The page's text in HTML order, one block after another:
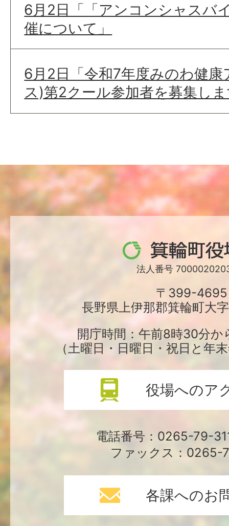
6月2日「「アンコンシャスバ
催について」
6月2日「令和7年度みのわ健
ス)第2クール参加者を募集し
箕
輪
役
場
法人番号
〒399-4695
長野県上伊那郡箕輪町大
開庁時間：午前8時30分か
（土曜日・日曜日・祝日と年
役場へのア
電話番号：0265-79-
ファックス：0265-
各課へのお